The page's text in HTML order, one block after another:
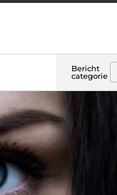
Bericht
categorie